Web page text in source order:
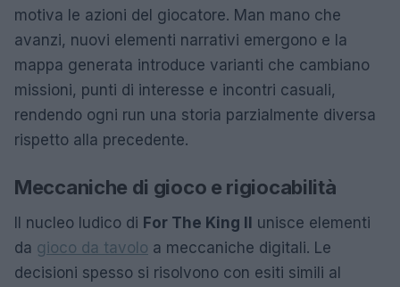
motiva le azioni del giocatore. Man mano che
avanzi, nuovi elementi narrativi emergono e la
mappa generata introduce varianti che cambiano
missioni, punti di interesse e incontri casuali,
rendendo ogni run una storia parzialmente diversa
rispetto alla precedente.
Meccaniche di gioco e rigiocabilità
Il nucleo ludico di For The King II unisce elementi
da gioco da tavolo a meccaniche digitali. Le
decisioni spesso si risolvono con esiti simili al